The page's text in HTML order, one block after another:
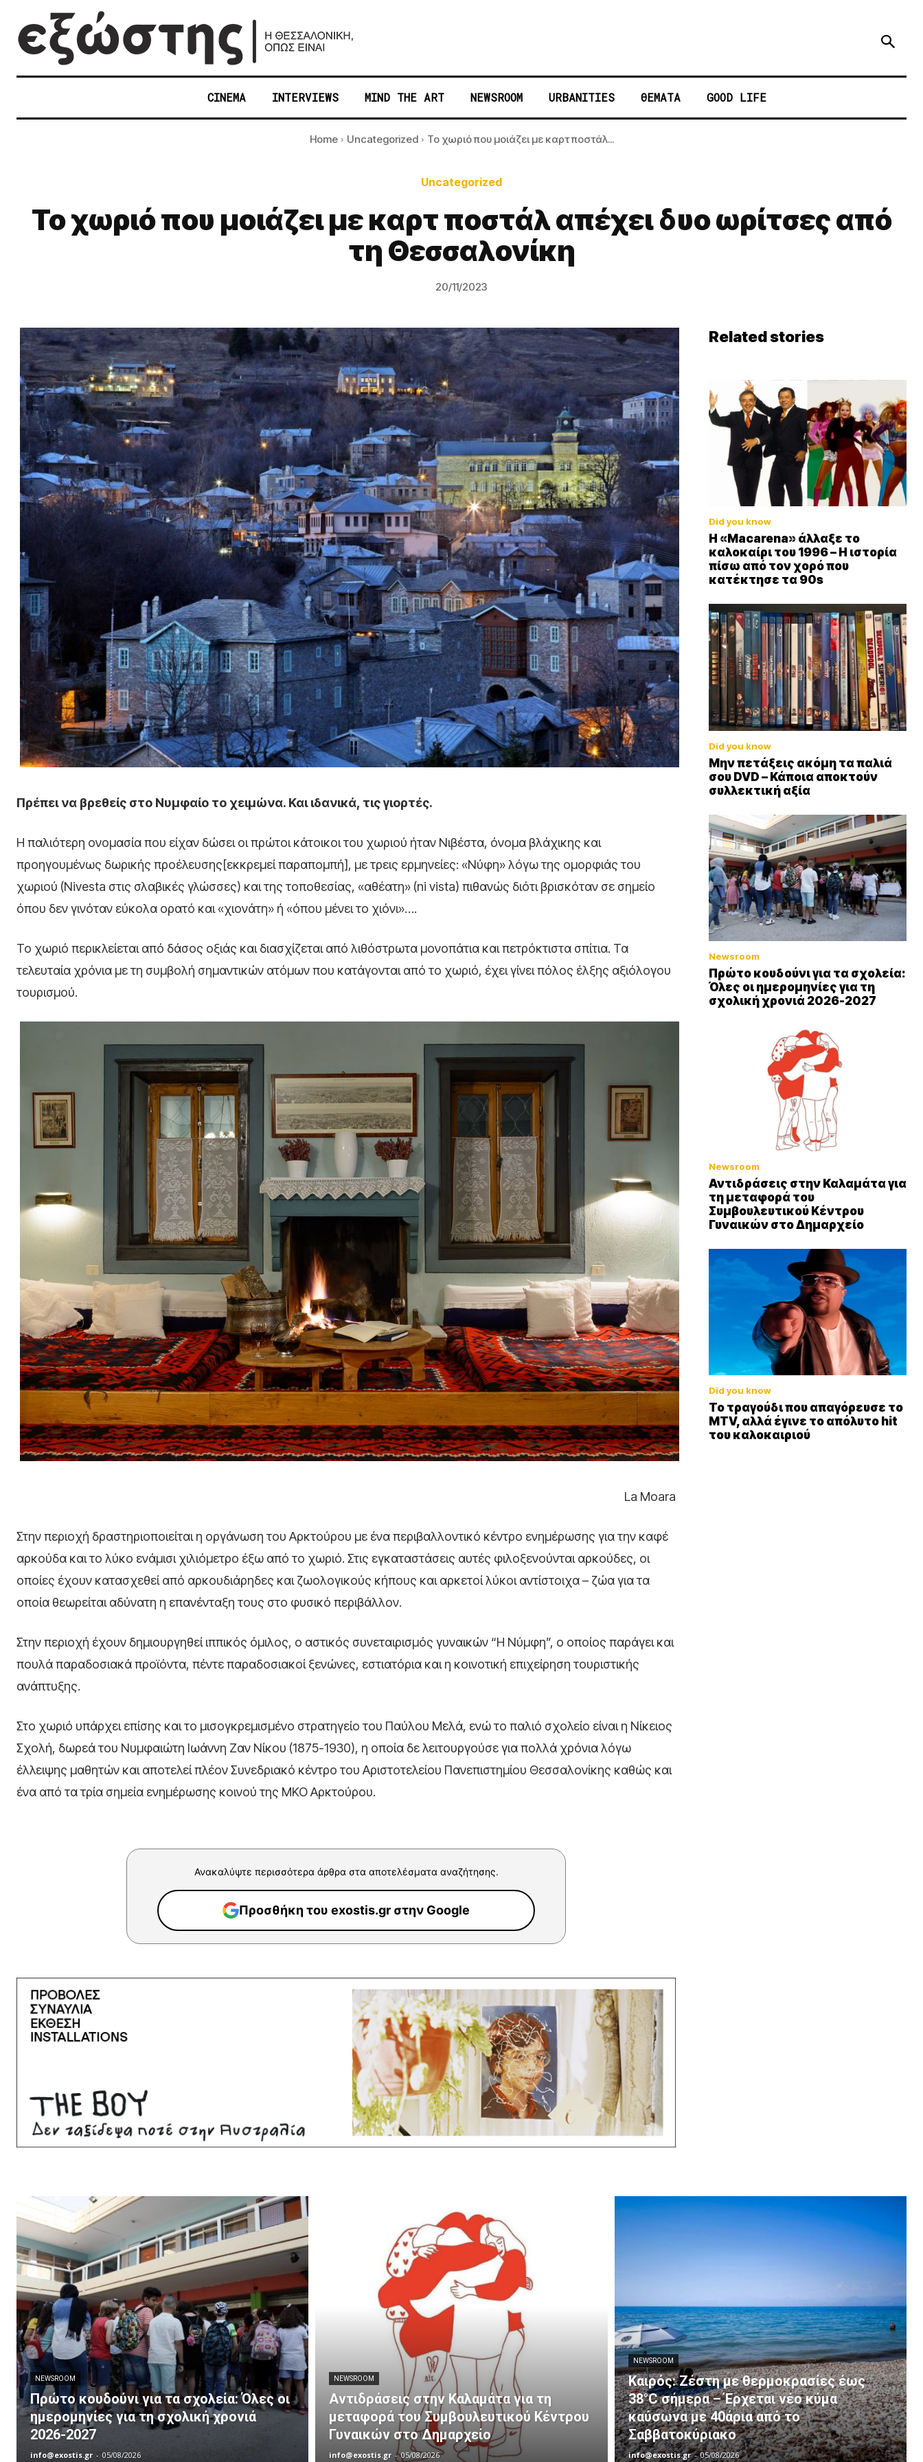
CINEMA INTERVIEWS MIND THE ART NEWSROOM URBANITIES ΘΕΜΑΤΑ GOOD LIFE
Home Uncategorized Το χωριό που μοιάζει με καρτ ποστάλ...
Uncategorized
Το χωριό που μοιάζει με καρτ ποστάλ απέχει δυο ωρίτσες από
τη Θεσσαλονίκη
20/11/2023
Πρέπει να βρεθείς στο Νυμφαίο το χειμώνα. Και ιδανικά, τις γιορτές.
Η παλιότερη ονομασία που είχαν δώσει οι πρώτοι κάτοικοι του χωριού ήταν Νιβέστα, όνομα βλάχικης και
προηγουμένως δωρικής προέλευσης[εκκρεμεί παραπομπή], με τρεις ερμηνείες: «Νύφη» λόγω της ομορφιάς του
χωριού (Nivesta στις σλαβικές γλώσσες) και της τοποθεσίας, «αθέατη» (ni vista) πιθανώς διότι βρισκόταν σε σημείο
όπου δεν γινόταν εύκολα ορατό και «χιονάτη» ή «όπου μένει το χιόνι»….
Το χωριό περικλείεται από δάσος οξιάς και διασχίζεται από λιθόστρωτα μονοπάτια και πετρόκτιστα σπίτια. Τα
τελευταία χρόνια με τη συμβολή σημαντικών ατόμων που κατάγονται από το χωριό, έχει γίνει πόλος έλξης αξιόλογου
τουρισμού.
La Moara
Στην περιοχή δραστηριοποιείται η οργάνωση του Αρκτούρου με ένα περιβαλλοντικό κέντρο ενημέρωσης για την καφέ
αρκούδα και το λύκο ενάμισι χιλιόμετρο έξω από το χωριό. Στις εγκαταστάσεις αυτές φιλοξενούνται αρκούδες, οι
οποίες έχουν κατασχεθεί από αρκουδιάρηδες και ζωολογικούς κήπους και αρκετοί λύκοι αντίστοιχα – ζώα για τα
οποία θεωρείται αδύνατη η επανένταξη τους στο φυσικό περιβάλλον.
Στην περιοχή έχουν δημιουργηθεί ιππικός όμιλος, ο αστικός συνεταιρισμός γυναικών “Η Νύμφη”, ο οποίος παράγει και
πουλά παραδοσιακά προϊόντα, πέντε παραδοσιακοί ξενώνες, εστιατόρια και η κοινοτική επιχείρηση τουριστικής
ανάπτυξης.
Στο χωριό υπάρχει επίσης και το μισογκρεμισμένο στρατηγείο του Παύλου Μελά, ενώ το παλιό σχολείο είναι η Νίκειος
Σχολή, δωρεά του Νυμφαιώτη Ιωάννη Ζαν Νίκου (1875-1930), η οποία δε λειτουργούσε για πολλά χρόνια λόγω
έλλειψης μαθητών και αποτελεί πλέον Συνεδριακό κέντρο του Αριστοτελείου Πανεπιστημίου Θεσσαλονίκης καθώς και
ένα από τα τρία σημεία ενημέρωσης κοινού της ΜΚΟ Αρκτούρου.
Ανακαλύψτε περισσότερα άρθρα στα αποτελέσματα αναζήτησης.
Προσθήκη του exostis.gr στην Google
Related stories
Did you know
Η «Macarena» άλλαξε το
καλοκαίρι του 1996 – Η ιστορία
πίσω από τον χορό που
κατέκτησε τα 90s
Did you know
Μην πετάξεις ακόμη τα παλιά
σου DVD – Κάποια αποκτούν
συλλεκτική αξία
Newsroom
Πρώτο κουδούνι για τα σχολεία:
Όλες οι ημερομηνίες για τη
σχολική χρονιά 2026-2027
Newsroom
Αντιδράσεις στην Καλαμάτα για
τη μεταφορά του
Συμβουλευτικού Κέντρου
Γυναικών στο Δημαρχείο
Did you know
Το τραγούδι που απαγόρευσε το
MTV, αλλά έγινε το απόλυτο hit
του καλοκαιριού
NEWSROOM
Πρώτο κουδούνι για τα σχολεία: Όλες οι
ημερομηνίες για τη σχολική χρονιά
2026-2027
info@exostis.gr - 05/08/2026
NEWSROOM
Αντιδράσεις στην Καλαμάτα για τη
μεταφορά του Συμβουλευτικού Κέντρου
Γυναικών στο Δημαρχείο
info@exostis.gr - 05/08/2026
NEWSROOM
Καιρός: Ζέστη με θερμοκρασίες έως
38°C σήμερα – Έρχεται νέο κύμα
καύσωνα με 40άρια από το
Σαββατοκύριακο
info@exostis.gr - 05/08/2026